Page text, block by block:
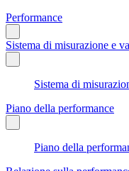
Performance
Sistema di misurazione e
Sistema di
Piano della performance
Piano della